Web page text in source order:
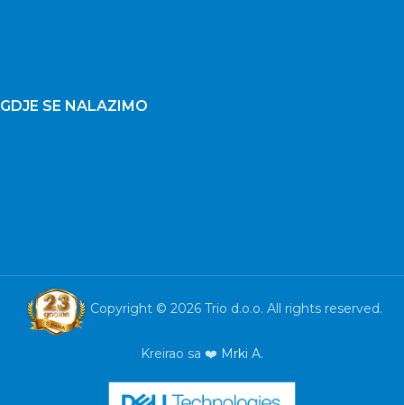
GDJE SE NALAZIMO
Copyright © 2026 Trio d.o.o. All rights reserved.
Kreirao sa ❤️ Mrki A.